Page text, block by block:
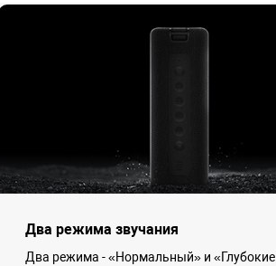
Два режима звучания
Два режима - «Нормальный» и «Глубокие